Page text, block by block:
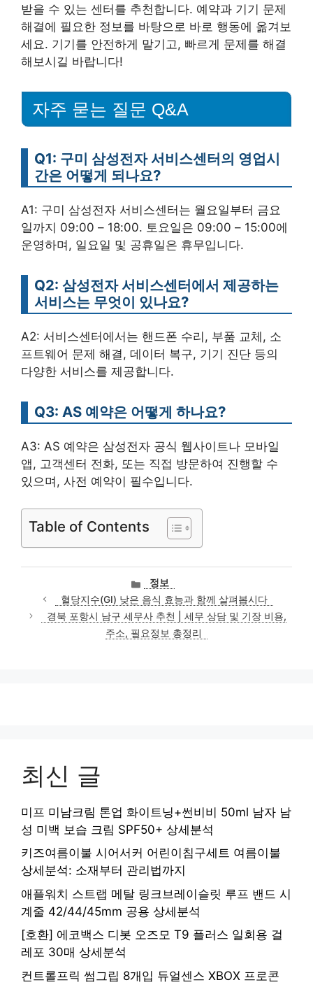
받을 수 있는 센터를 추천합니다. 예약과 기기 문제
해결에 필요한 정보를 바탕으로 바로 행동에 옮겨보
세요. 기기를 안전하게 맡기고, 빠르게 문제를 해결
해보시길 바랍니다!
자주 묻는 질문 Q&A
Q1: 구미 삼성전자 서비스센터의 영업시
간은 어떻게 되나요?
A1: 구미 삼성전자 서비스센터는 월요일부터 금요
일까지 09:00 – 18:00. 토요일은 09:00 – 15:00에
운영하며, 일요일 및 공휴일은 휴무입니다.
Q2: 삼성전자 서비스센터에서 제공하는
서비스는 무엇이 있나요?
A2: 서비스센터에서는 핸드폰 수리, 부품 교체, 소
프트웨어 문제 해결, 데이터 복구, 기기 진단 등의
다양한 서비스를 제공합니다.
Q3: AS 예약은 어떻게 하나요?
A3: AS 예약은 삼성전자 공식 웹사이트나 모바일
앱, 고객센터 전화, 또는 직접 방문하여 진행할 수
있으며, 사전 예약이 필수입니다.
Table of Contents
카
테
고
리
정보
혈당지수(GI) 낮은 음식 효능과 함께 살펴봅시다
경북 포항시 남구 세무사 추천 | 세무 상담 및 기장 비용,
주소, 필요정보 총정리
최신 글
미프 미남크림 톤업 화이트닝+썬비비 50ml 남자 남
성 미백 보습 크림 SPF50+ 상세분석
키즈여름이불 시어서커 어린이침구세트 여름이불
상세분석: 소재부터 관리법까지
애플워치 스트랩 메탈 링크브레이슬릿 루프 밴드 시
계줄 42/44/45mm 공용 상세분석
[호환] 에코백스 디봇 오즈모 T9 플러스 일회용 걸
레포 30매 상세분석
컨트롤프릭 썸그립 8개입 듀얼센스 XBOX 프로콘